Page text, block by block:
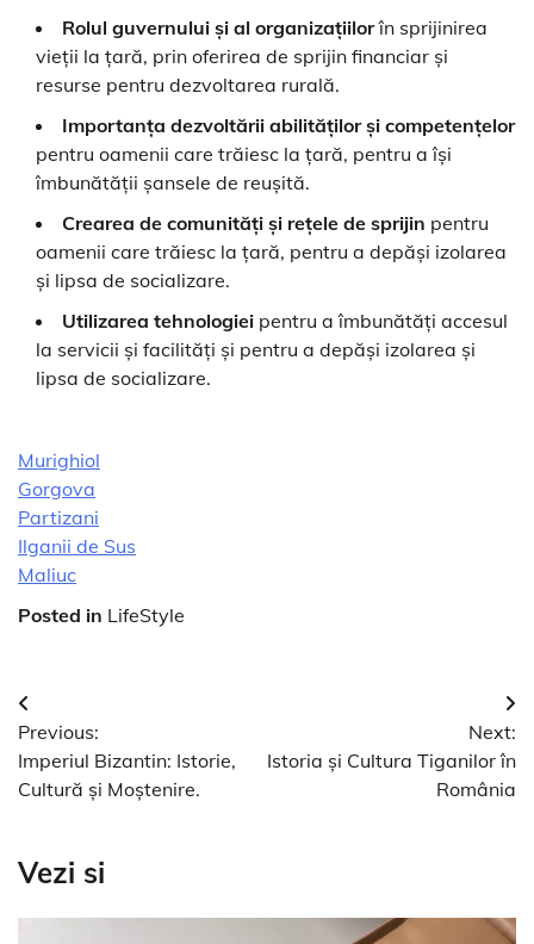
Rolul guvernului și al organizațiilorîn sprijinirea
vieții la țară, prin oferirea de sprijin financiar și
resurse pentru dezvoltarea rurală.
Importanța dezvoltării abilităților și competențelor
pentru oamenii care trăiesc la țară, pentru a își
îmbunătății șansele de reușită.
Crearea de comunități și rețele de sprijin pentru
oamenii care trăiesc la țară, pentru a depăși izolarea
și lipsa de socializare.
Utilizarea tehnologiei pentru a îmbunătăți accesul
la servicii și facilități și pentru a depăși izolarea și
lipsa de socializare.
Murighiol
Gorgova
Partizani
Ilganii de Sus
Maliuc
Posted in LifeStyle
Navigare
în
articole
Previous:
Imperiul Bizantin: Istorie,
Cultură și Moștenire.
Next:
Istoria și Cultura Tiganilor în
România
Vezi si